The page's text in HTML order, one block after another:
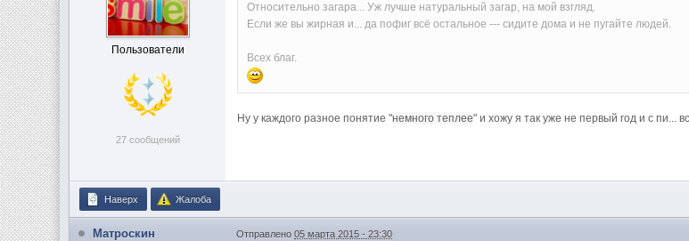
Пользователи
27 сообщений
Относительно загара... Уж лучше натуральный загар, на мой взгляд.
Если же вы жирная и... да пофиг всё остальное --- сидите дома и не пугайте людей.
Всех благ.
Ну у каждого разное понятие "немного теплее" и хожу я так уже не первый год и с пи...
Наверх Жалоба
Матроскин Отправлено05 марта 2015 - 23:30